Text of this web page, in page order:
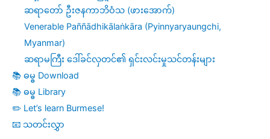
ဆရာတော် ဦးဇနကာဘိဝံသ (ဖားအောက်)
Venerable Paññādhikālaṅkāra (Pyinnyaryaungchi,
Myanmar)
ဆရာမကြီး ဒေါ်ခင်လှတင်၏ ရှင်းလင်းမှုသင်တန်းများ
📚 ဓမ္ဓ Download
📚 ဓမ္ဓ Library
✏️ Let’s learn Burmese!
📧 သတင်းလွှာ